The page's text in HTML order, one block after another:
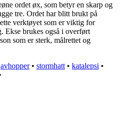
ordet øx, som betyr en skarp og
tre. Ordet har blitt brukt på
verktøyet som er viktig for
Ekse brukes også i overført
som er sterk, målrettet og
avhopper• stormhatt • katalepsi •